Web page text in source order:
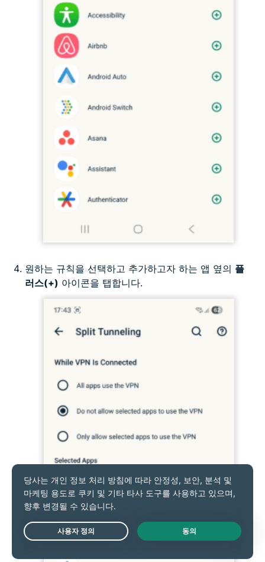
원하는 규칙을 선택하고 추가하고자 하는 앱 옆의 플
러스(+) 아이콘을 탭합니다.
Live Chat